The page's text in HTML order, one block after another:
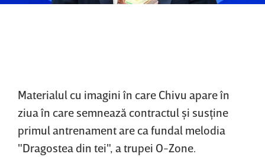
Materialul cu imagini în care Chivu apare în
ziua în care semnează contractul şi susţine
primul antrenament are ca fundal melodia
"Dragostea din tei", a trupei O-Zone.